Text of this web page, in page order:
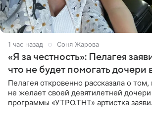
1 час назад Соня Жарова
«Я за честность»: Пелагея
что не будет помогать дочери
Пелагея откровенно рассказала о
не желает своей девятилетней
программы «УТРО.ТНТ» артистка